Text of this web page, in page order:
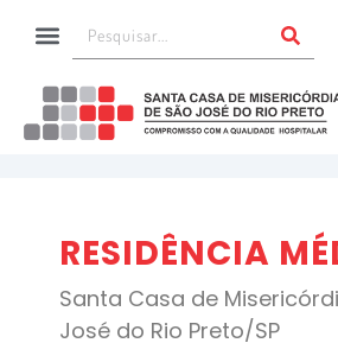
RESIDÊNCIA
Santa Casa de
José do Rio Preto/SP